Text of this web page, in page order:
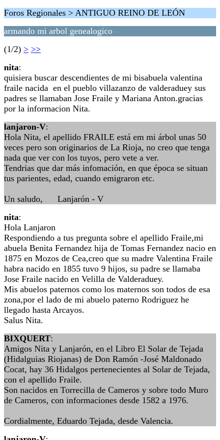
Foros Regionales > ANTIGUO REINO DE LEÓN
armando mi arbol genealogico
(1/2) > >>
nita:
quisiera buscar descendientes de mi bisabuela valentina
fraile nacida en el pueblo villazanzo de valderaduey sus
padres se llamaban Jose Fraile y Mariana Anton.gracias
por la informacion Nita.
lanjaron-V:
Hola Nita, el apellido FRAILE está em mi árbol unas 50
veces pero son originarios de La Rioja, no creo que tenga
nada que ver con los tuyos, pero vete a ver.
Tendrias que dar más infomación, en que época se situan
tus parientes, edad, cuando emigraron etc.
Un saludo, Lanjarón - V
nita:
Hola Lanjaron
Respondiendo a tus pregunta sobre el apellido Fraile,mi
abuela Benita Fernandez hija de Tomas Fernandez nacio en
1875 en Mozos de Cea,creo que su madre Valentina Fraile
habra nacido en 1855 tuvo 9 hijos, su padre se llamaba
Jose Fraile nacido en Velilla de Valderaduey.
Mis abuelos paternos como los maternos son todos de esa
zona,por el lado de mi abuelo paterno Rodriguez he
llegado hasta Arcayos.
Salus Nita.
BIXQUERT:
Amigos Nita y Lanjarón, en el Libro El Solar de Tejada
(Hidalguias Riojanas) de Don Ramón -José Maldonado
Cocat, hay 36 Hidalgos pertenecientes al Solar de Tejada,
con el apellido Fraile.
Son nacidos en Torrecilla de Cameros y sobre todo Muro
de Cameros, con informaciones desde 1582 a 1976.
Cordialmente, Eduardo Tejada, desde Valencia.